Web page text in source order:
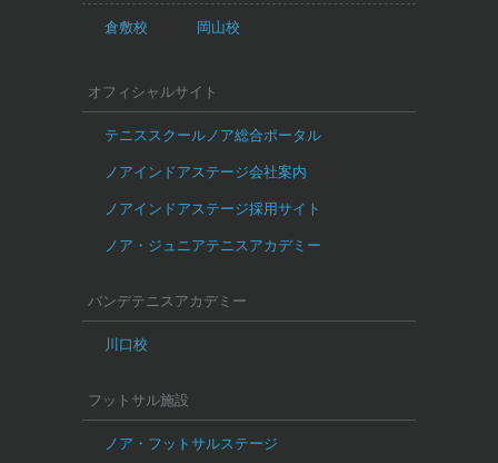
倉敷校 岡山校
オフィシャルサイト
テニススクールノア総合ポータル
ノアインドアステージ会社案内
ノアインドアステージ採用サイト
ノア・ジュニアテニスアカデミー
バンデテニスアカデミー
川口校
フットサル施設
ノア・フットサルステージ